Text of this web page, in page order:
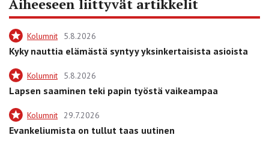
Aiheeseen liittyvät artikkelit
Kolumnit 5.8.2026
Kyky nauttia elämästä syntyy yksinkertaisista asioista
Kolumnit 5.8.2026
Lapsen saaminen teki papin työstä vaikeampaa
Kolumnit 29.7.2026
Evankeliumista on tullut taas uutinen